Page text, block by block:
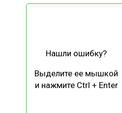
Нашли ошибку?
Выделите ее мышкой
и нажмите Ctrl + Enter